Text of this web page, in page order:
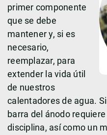
primer componente
que se debe
mantener y, si es
necesario,
reemplazar, para
extender la vida útil
de nuestros
calentadores de agua.
barra del ánodo
disciplina, así como un